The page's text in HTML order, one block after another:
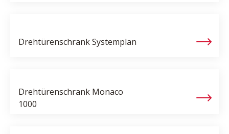
DrehtürenschrankSystemplan
Drehtürenschrank Monaco
1000